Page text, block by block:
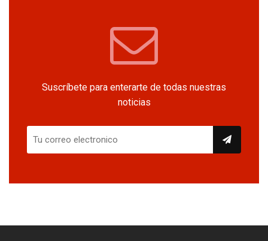
Suscríbete para enterarte de todas nuestras
noticias